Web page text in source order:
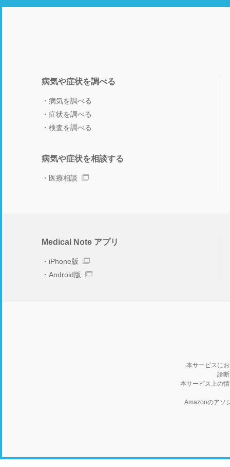
病気や症状を調べる
病気を調べる
症状を調べる
検査を調べる
病気や症状を相談する
医療相談
Medical Note アプリ
iPhone版
Android版
本サービスに
診
本サービス上の
Amazonのアソ